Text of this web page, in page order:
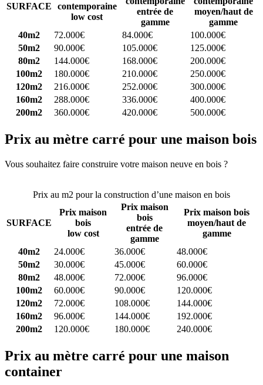
SURFACE
contemporaine
low cost
entrée de
gamme
moyen/haut de
gamme
40m2
72.000€ 84.000€
100.000€
50m2
90.000€ 105.000€
125.000€
80m2
144.000€ 168.000€
200.000€
100m2
180.000€ 210.000€
250.000€
120m2
216.000€ 252.000€
300.000€
160m2
288.000€ 336.000€
400.000€
200m2
360.000€ 420.000€ 500.000€
Prix au mètre carré pour une maison bois
Vous souhaitez faire construire votre maison neuve en bois ?
Prix au m2 pour la construction d’une maison en bois
SURFACE
Prix maison
bois
low cost
Prix maison
bois
entrée de
gamme
Prix maison bois
moyen/haut de
gamme
40m2
24.000€ 36.000€
48.000€
50m2
30.000€ 45.000€
60.000€
80m2
48.000€ 72.000€
96.000€
100m2
60.000€ 90.000€
120.000€
120m2
72.000€ 108.000€
144.000€
160m2
96.000€ 144.000€
192.000€
200m2
120.000€ 180.000€ 240.000€
Prix au mètre carré pour une maison
container